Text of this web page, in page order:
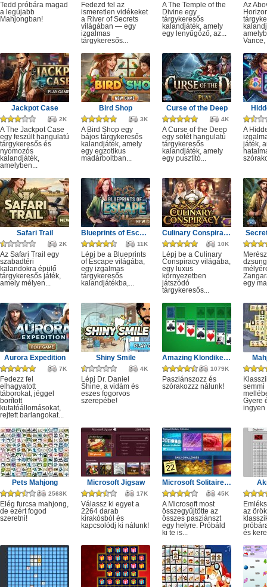
Tedd próbára magad
a legújabb
Mahjongban!
Fedezd fel az
ismeretlen vidékeket
a River of Secrets
világában — egy
izgalmas
tárgykeresős...
A The Temple of the
Divine egy
tárgykeresős
kalandjáték, amely
egy lenyűgöző, az...
Az
Vance,
Jackpot Case
2K
A The Jackpot Case
egy feszült hangulatú
tárgykeresős és
nyomozós
kalandjáték,
amelyben...
Bird Shop
3K
A Bird Shop egy
bájos tárgykeresős
kalandjáték, amely
egy egzotikus
madárboltban...
Curse of the Deep
4K
A Curse of the Deep
egy sötét hangulatú
tárgykeresős
kalandjáték, amely
egy pusztító...
A
játék,
Safari Trail
2K
Az Safari Trail egy
szabadtéri
kalandokra épülő
tárgykeresős játék,
amely mélyen...
Blueprints of Escape
11K
Lépj be a Blueprints
of Escape világába,
egy izgalmas
tárgykeresős
kalandjátékba,...
Culinary Conspiracy
10K
Lépj be a Culinary
Conspiracy világába,
egy luxus
környezetben
játszódó
tárgykeresős...
egy
Aurora Expedition
7K
Fedezz fel
elhagyatott
táborokat, jéggel
borított
kutatóállomásokat,
rejtett barlangokat...
Shiny Smile
4K
Lépj Dr. Daniel
Shine, a vidám és
eszes fogorvos
szerepébe!
Amazing Klondike Solitaire
1079K
Pasziánszozz és
szórakozzz nálunk!
semmi
Gyere
ingyen
Pets Mahjong
2568K
Elég furcsa mahjong,
de ezért fogod
szeretni!
Microsoft Jigsaw
17K
Válassz ki egyet a
2264 darab
kirakósból és
kapcsolódj ki nálunk!
Microsoft Solitaire Collection
45K
A Microsoft most
összegyűjtötte az
összes pasziánszt
egy helyre. Próbáld
ki te is...
az örök
és